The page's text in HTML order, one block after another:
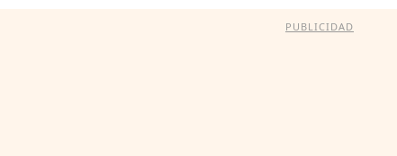
PUBLICIDAD